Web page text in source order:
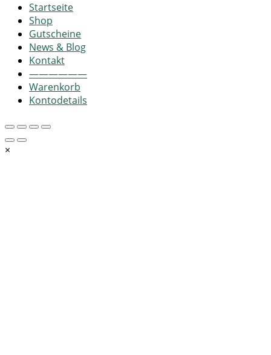
Startseite
Shop
Gutscheine
News & Blog
Kontakt
——————
Warenkorb
Kontodetails
×